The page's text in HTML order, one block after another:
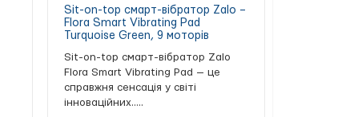
Sit-on-top смарт-вібратор Zalo –
Flora Smart Vibrating Pad
Turquoise Green, 9 моторів
Sit-on-top смарт-вібратор Zalo
Flora Smart Vibrating Pad — це
справжня сенсація у світі
інноваційних.....